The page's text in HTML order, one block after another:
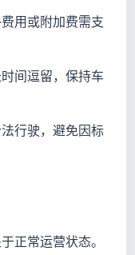
用或附加费需支
间逗留，保持车
行驶，避免因标
正常运营状态。